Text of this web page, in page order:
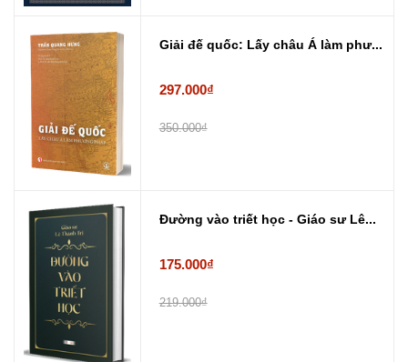
Giải đế quốc: Lấy châu Á làm phư...
297.000₫
350.000₫
Đường vào triết học - Giáo sư Lê...
175.000₫
219.000₫